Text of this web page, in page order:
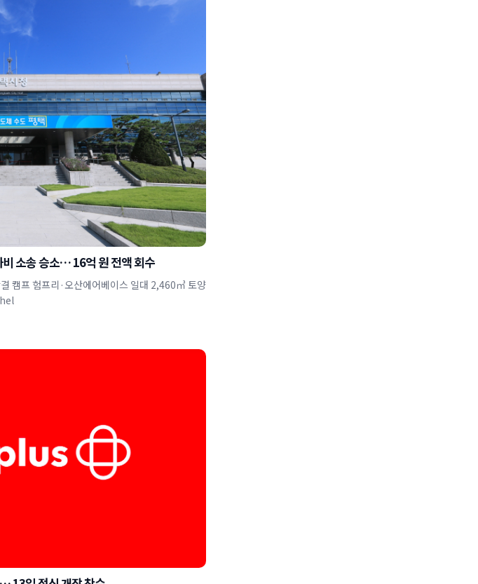
소송 승소… 16억 원 전액 회수
캠프 험프리·오산에어베이스 일대 2,460㎥ 토양